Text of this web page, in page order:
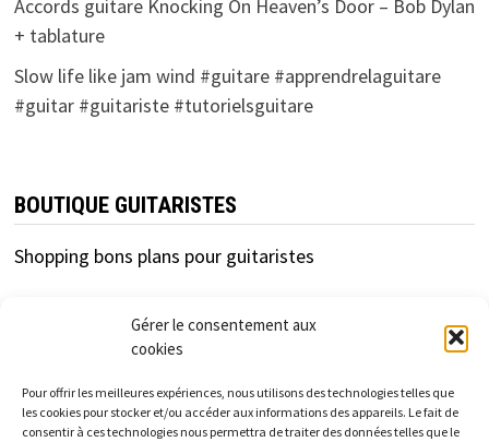
Gérer le consentement aux
cookies
Pour offrir les meilleures expériences, nous utilisons des technologies telles que
les cookies pour stocker et/ou accéder aux informations des appareils. Le fait de
consentir à ces technologies nous permettra de traiter des données telles que le
Accords guitare Knocking On Heaven’s Door – Bob Dylan
+ tablature
Slow life like jam wind #guitare #apprendrelaguitare
#guitar #guitariste #tutorielsguitare
BOUTIQUE GUITARISTES
Shopping bons plans pour guitaristes